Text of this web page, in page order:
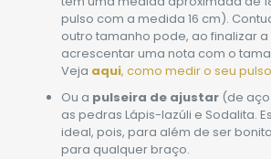
pulso com a medida 16 cm).
outro tamanho pode, ao finalizar
acrescentar uma nota com o
Veja aqui, como medir o seu
Ou a pulseira de ajustar(de aço
as pedras Lápis-lazúli e Sodalita.
ideal, pois, para além de ser
para qualquer braço.